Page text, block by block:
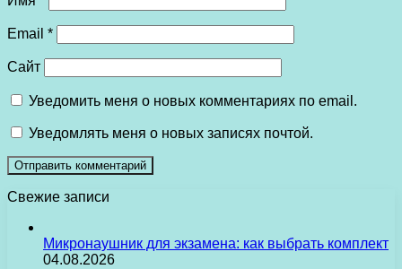
Email *
Сайт
Уведомить меня о новых комментариях по email.
Уведомлять меня о новых записях почтой.
Свежие записи
Микронаушник для экзамена: как выбрать комплект
04.08.2026